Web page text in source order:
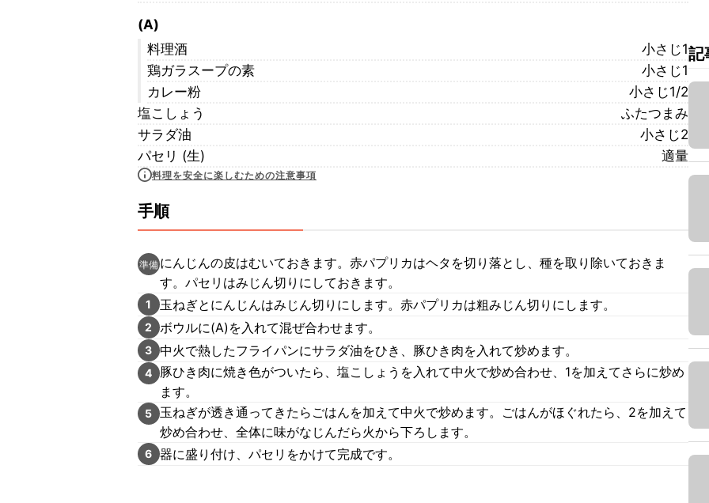
(A)
料理酒
小さじ1
鶏ガラスープの素
小さじ1
カレー粉
小さじ1/2
塩こしょう
ふたつまみ
サラダ油
小さじ2
パセリ (生)
適量
料理を安全に楽しむための注意事項
手順
準備 にんじんの皮はむいておきます。赤パプリカはヘタを切り落とし、種を取り除いておきま
す。パセリはみじん切りにしておきます。
1 玉ねぎとにんじんはみじん切りにします。赤パプリカは粗みじん切りにします。
2 ボウルに(A)を入れて混ぜ合わせます。
3 中火で熱したフライパンにサラダ油をひき、豚ひき肉を入れて炒めます。
4
豚ひき肉に焼き色がついたら、塩こしょうを入れて中火で炒め合わせ、1を加えてさらに炒め
ます。
5
玉ねぎが透き通ってきたらごはんを加えて中火で炒めます。ごはんがほぐれたら、2を加えて
炒め合わせ、全体に味がなじんだら火から下ろします。
6 器に盛り付け、パセリをかけて完成です。
記